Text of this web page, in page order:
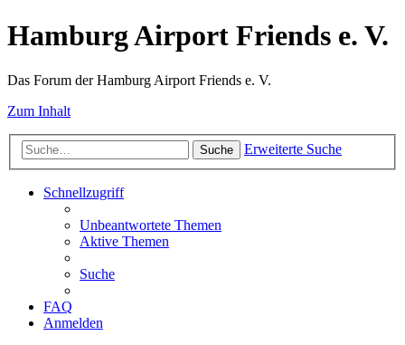
Hamburg Airport Friends e. V.
Das Forum der Hamburg Airport Friends e. V.
Zum Inhalt
Suche Erweiterte Suche
Schnellzugriff
Unbeantwortete Themen
Aktive Themen
Suche
FAQ
Anmelden